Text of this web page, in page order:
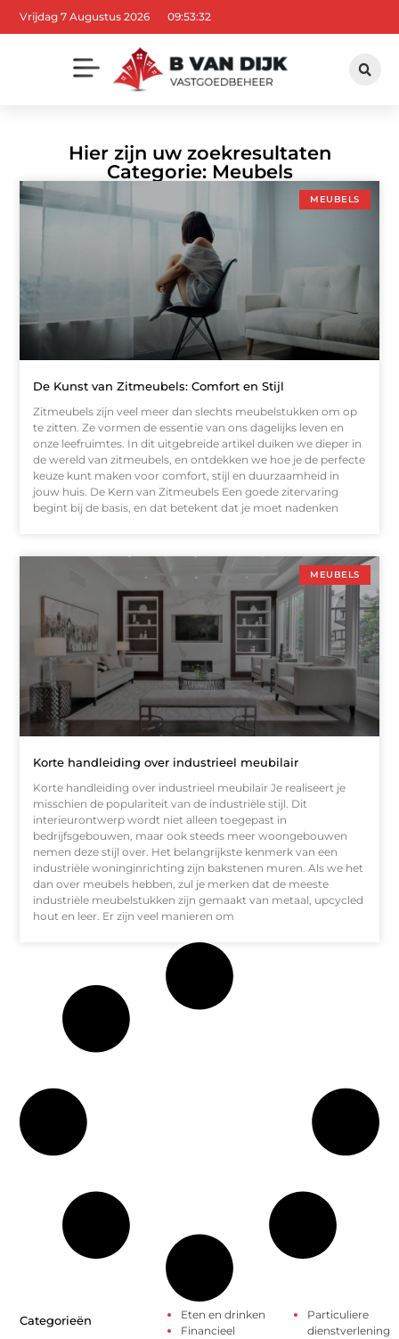
Vrijdag 7 Augustus 2026 09:53:32
Hier zijn uw zoekresultaten
Categorie: Meubels
MEUBELS
De Kunst van Zitmeubels: Comfort en Stijl
Zitmeubels zijn veel meer dan slechts meubelstukken om op
te zitten. Ze vormen de essentie van ons dagelijks leven en
onze leefruimtes. In dit uitgebreide artikel duiken we dieper in
de wereld van zitmeubels, en ontdekken we hoe je de perfecte
keuze kunt maken voor comfort, stijl en duurzaamheid in
jouw huis. De Kern van Zitmeubels Een goede zitervaring
begint bij de basis, en dat betekent dat je moet nadenken
MEUBELS
Korte handleiding over industrieel meubilair
Korte handleiding over industrieel meubilair Je realiseert je
misschien de populariteit van de industriële stijl. Dit
interieurontwerp wordt niet alleen toegepast in
bedrijfsgebouwen, maar ook steeds meer woongebouwen
nemen deze stijl over. Het belangrijkste kenmerk van een
industriële woninginrichting zijn bakstenen muren. Als we het
dan over meubels hebben, zul je merken dat de meeste
industriële meubelstukken zijn gemaakt van metaal, upcycled
hout en leer. Er zijn veel manieren om
Categorieën
Eten en drinken
Financieel
Particuliere
dienstverlening